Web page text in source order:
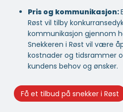
Pris og kommunikasjon:
Røst vil tilby
kommunikasjon gjennom
Snekkeren i Røst vil være
kostnader og tidsrammer
kundens behov og ønsker.
Få et tilbud på snekker i Røst